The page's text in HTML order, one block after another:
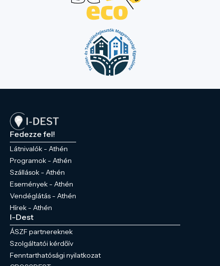
Fedezze fel!
Látnivalók - Athén
Programok - Athén
Szállások - Athén
Események - Athén
Vendéglátás - Athén
Hírek - Athén
I-Dest
ÁSZF partnereknek
Szolgáltatói kérdőív
Fenntarthatósági nyilatkozat